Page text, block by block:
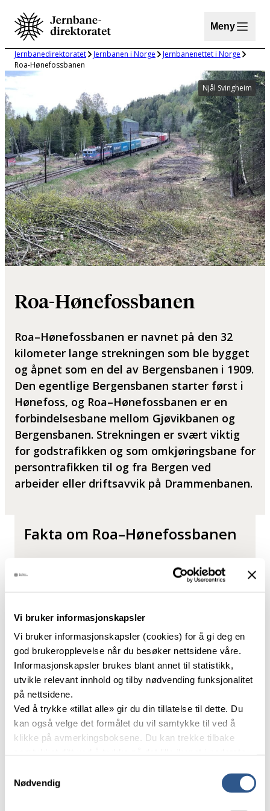
Vi bruker informasjonskapsler
Vi bruker informasjonskapsler (cookies) for å gi deg en
god brukeropplevelse når du besøker nettsidene våre.
Informasjonskapsler brukes blant annet til statistikk,
utvikle relevant innhold og tilby nødvending funksjonalitet
på nettsidene.
Ved å trykke «tillat alle» gir du din tillatelse til dette. Du
kan også velge det formålet du vil samtykke til ved å
klikke på avmerkingsboksene. Du kan trekke tilbake
Nødvendig
Hopp
innhold
Meny
Jernbanedirektoratet Jernbanen i Norge
Jernbanenettet i Norge
Roa-Hønefossbanen
Roa-Hønefossbanen
Roa–Hønefossbanen er navnet på den 32
kilometer lange strekningen som ble bygget
og åpnet som en del av Bergensbanen i 1909.
Den egentlige Bergensbanen starter først i
Hønefoss, og Roa–Hønefossbanen er en
forbindelsesbane mellom Gjøvikbanen og
Bergensbanen. Strekningen er svært viktig
for godstrafikken og som omkjøringsbane for
persontrafikken til og fra Bergen ved
arbeider eller driftsavvik på Drammenbanen.
Njål Svingheim
Fakta om Roa–Hønefossbanen
Fjernstyring
persontrafikk:0
Mellomstasjoner med kryssingsspor:3
Tilknyttede baner:Gjøvikbanen,
Randsfjordbanen, Bergensbanen
Roa–Hønefoss tar sørvestover i stigning ut fra Roa
på Gjøvikbanen. Banen går over Kalvsjø og Grindvoll
før den faller ned mot Randsfjorden og Jevnaker. Fra
Jevnaker følger den Randselva videre til Hønefoss.
Trafikk og tilstand
Togtrafikken på Roa–Hønefossbanen utgjøres i dag